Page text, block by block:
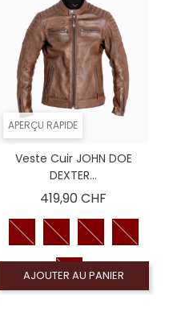
APERÇU RAPIDE
Veste Cuir JOHN DOE
DEXTER...
419,90 CHF
AJOUTER AU PANIER